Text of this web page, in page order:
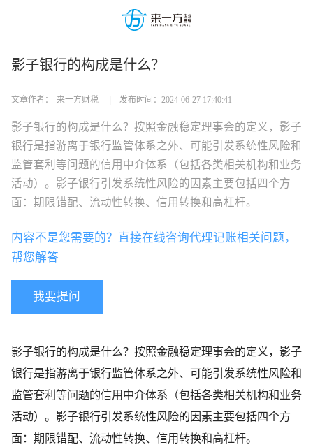
影子银行的构成是什么？
文章作者： 来一方财税 发布时间：2024-06-27 17:40:41
影子银行的构成是什么？按照金融稳定理事会的定义，影子
银行是指游离于银行监管体系之外、可能引发系统性风险和
监管套利等问题的信用中介体系（包括各类相关机构和业务
活动）。影子银行引发系统性风险的因素主要包括四个方
面：期限错配、流动性转换、信用转换和高杠杆。
我要提问
内容不是您需要的？直接在线咨询代理记账相关问题，
帮您解答
影子银行的构成是什么？按照金融稳定理事会的定义，影子
银行是指游离于银行监管体系之外、可能引发系统性风险和
监管套利等问题的信用中介体系（包括各类相关机构和业务
活动）。影子银行引发系统性风险的因素主要包括四个方
面：期限错配、流动性转换、信用转换和高杠杆。